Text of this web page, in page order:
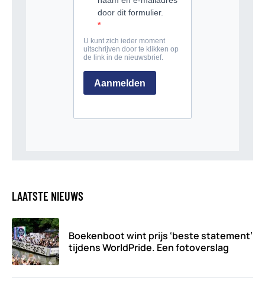
LAATSTE NIEUWS
Boekenboot wint prijs ‘beste statement’
tijdens WorldPride. Een fotoverslag